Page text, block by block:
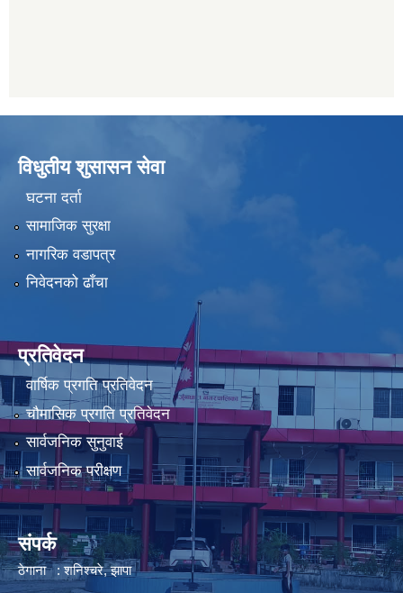
विधुतीय शुसासन सेवा
घटना दर्ता
सामाजिक सुरक्षा
नागरिक वडापत्र
निवेदनको ढाँचा
प्रतिवेदन
वार्षिक प्रगति प्रतिवेदन
चौमासिक प्रगति प्रतिवेदन
सार्वजनिक सुनुवाई
सार्वजनिक परीक्षण
संपर्क
ठेगाना : शनिश्चरे, झापा